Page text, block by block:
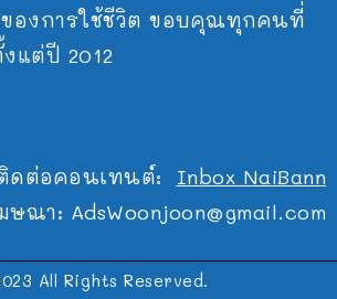
องการใช้ชีวิต ขอบคุณทุกคนที่
แต่ปี 2012
ดต่อคอนเทนต์: Inbox NaiBann
ษณา: AdsWoonjoon@gmail.com
All Rights Reserved.